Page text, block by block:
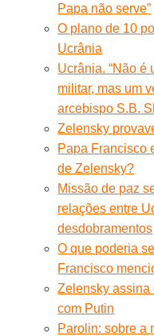
Papa não serve”
O plano de 10
Ucrânia
Ucrânia. “Não é
militar, mas um
arcebispo S.B.
Zelensky
Papa Francisco
de Zelensky?
Missão de paz
relações entre
desdobramentos
O que poderia
Francisco
Zelensky assina
com Putin
Parolin: sobre a